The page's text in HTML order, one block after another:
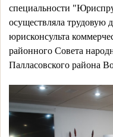
специальности
осуществляла трудовую
юрисконсульта
районного Совета
Палласовского района